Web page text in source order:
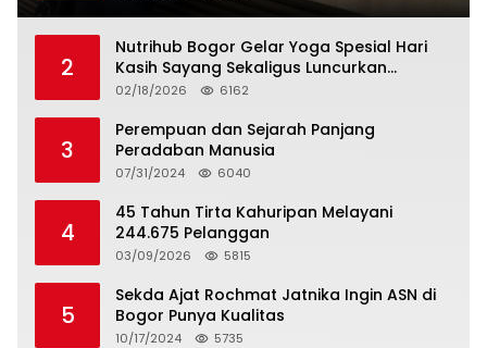
2
Nutrihub Bogor Gelar Yoga Spesial Hari
Kasih Sayang Sekaligus Luncurkan
Tropicana Slim Beras Porang Golden Ube
02/18/2026 6162
3
Perempuan dan Sejarah Panjang
Peradaban Manusia
07/31/2024 6040
4
45 Tahun Tirta Kahuripan Melayani
244.675 Pelanggan
03/09/2026 5815
5
Sekda Ajat Rochmat Jatnika Ingin ASN di
Bogor Punya Kualitas
10/17/2024 5735